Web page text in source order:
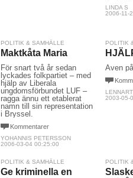
LINDA S
2006-11-
POLITIK & SAMHÄLLE
Maktkåta Maria
För snart två år sedan
lyckades folkpartiet – med
hjälp av Liberala
ungdomsförbundet LUF –
ragga ännu ett etablerat
namn till sin representation
i Bryssel.
Kommentarer
YOHANNIS PETERSSON
2006-03-04 00:25:00
POLITIK
Även
2003-05-
POLITIK & SAMHÄLLE
Ge kriminella en
POLITIK